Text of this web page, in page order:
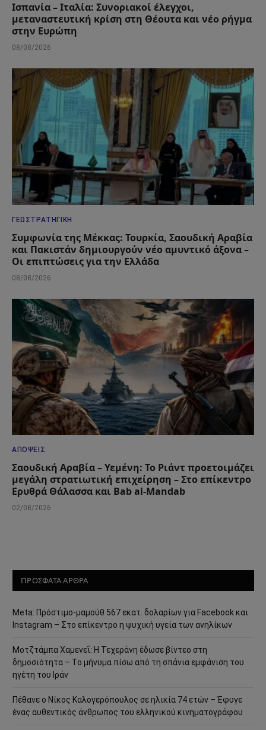
Ισπανία – Ιταλία: Συνοριακοί έλεγχοι,
μεταναστευτική κρίση στη Θέουτα και νέο ρήγμα
στην Ευρώπη
08/08/2026
ΓΕΩΣΤΡΑΤΗΓΙΚΉ
Συμφωνία της Μέκκας: Τουρκία, Σαουδική Αραβία
και Πακιστάν δημιουργούν νέο αμυντικό άξονα –
Οι επιπτώσεις για την Ελλάδα
08/08/2026
ΑΠΌΨΕΙΣ
Σαουδική Αραβία – Υεμένη: Το Ριάντ προετοιμάζει
μεγάλη στρατιωτική επιχείρηση – Στο επίκεντρο
Ερυθρά Θάλασσα και Bab al-Mandab
02/08/2026
ΠΡΟΣΦΑΤΑ ΑΡΘΡΑ
Meta: Πρόστιμο-μαμούθ 567 εκατ. δολαρίων για Facebook και
Instagram – Στο επίκεντρο η ψυχική υγεία των ανηλίκων
Μοτζτάμπα Χαμενεΐ: Η Τεχεράνη έδωσε βίντεο στη
δημοσιότητα – Το μήνυμα πίσω από τη σπάνια εμφάνιση του
ηγέτη του Ιράν
Πέθανε ο Νίκος Καλογερόπουλος σε ηλικία 74 ετών – Έφυγε
ένας αυθεντικός άνθρωπος του ελληνικού κινηματογράφου